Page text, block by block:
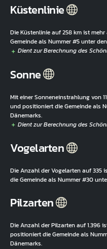
Küstenlinie
Die Küstenlinie auf 258 km ist
Gemeinde als Nummer #5 unter
Sonne
Mit einer Sonneneinstrahlung von
und positioniert die Gemeinde als
Dänemarks.
Vogelarten
Die Anzahl der Vogelarten auf
die Gemeinde als Nummer #30
Pilzarten
Die Anzahl der Pilzarten auf 1.396
positioniert die Gemeinde als
Dänemarks.